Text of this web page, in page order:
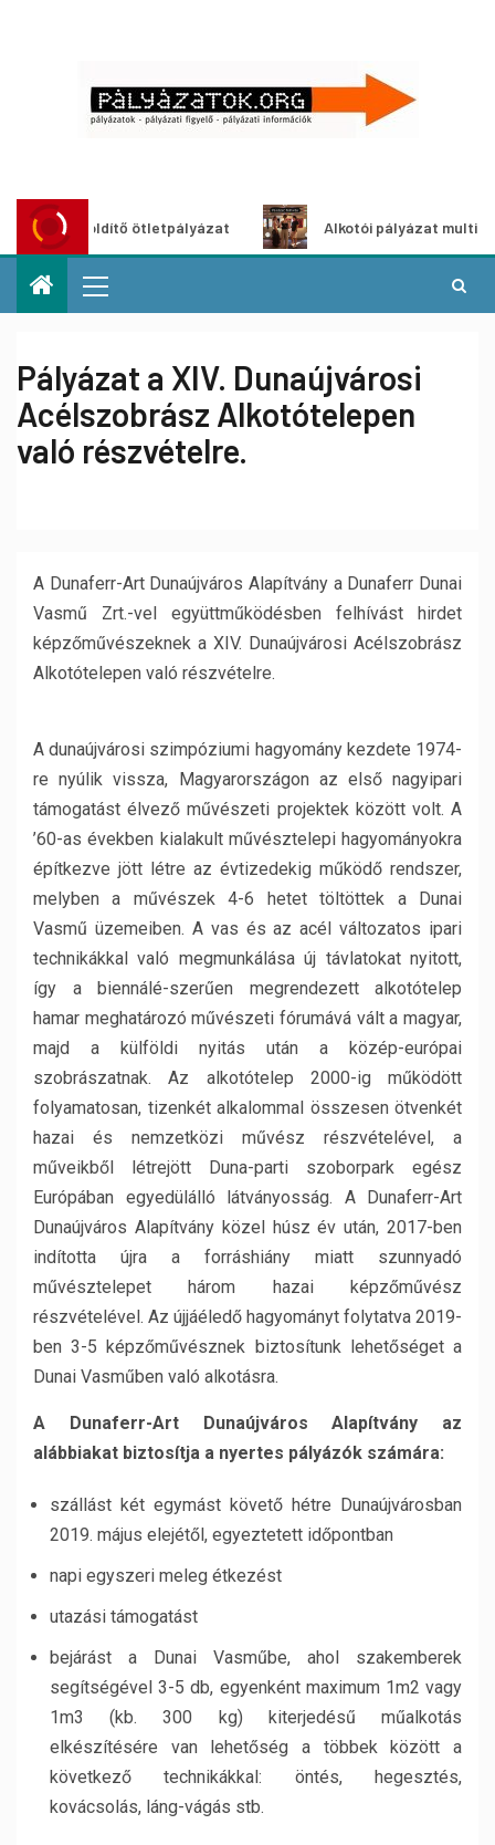
ötletpályázat Alkotói pályázat multimédia-
Pályázat a XIV. Dunaújvárosi
Acélszobrász Alkotótelepen
való részvételre.
A Dunaferr-Art Dunaújváros Alapítvány a Dunaferr Dunai
Vasmű Zrt.-vel együttműködésben felhívást hirdet
képzőművészeknek a XIV. Dunaújvárosi Acélszobrász
Alkotótelepen való részvételre.
A dunaújvárosi szimpóziumi hagyomány kezdete 1974-
re nyúlik vissza, Magyarországon az első nagyipari
támogatást élvező művészeti projektek között volt. A
’60-as években kialakult művésztelepi hagyományokra
építkezve jött létre az évtizedekig működő rendszer,
melyben a művészek 4-6 hetet töltöttek a Dunai
Vasmű üzemeiben. A vas és az acél változatos ipari
technikákkal való megmunkálása új távlatokat nyitott,
így a biennálé-szerűen megrendezett alkotótelep
hamar meghatározó művészeti fórumává vált a magyar,
majd a külföldi nyitás után a közép-európai
szobrászatnak. Az alkotótelep 2000-ig működött
folyamatosan, tizenkét alkalommal összesen ötvenkét
hazai és nemzetközi művész részvételével, a
műveikből létrejött Duna-parti szoborpark egész
Európában egyedülálló látványosság. A Dunaferr-Art
Dunaújváros Alapítvány közel húsz év után, 2017-ben
indította újra a forráshiány miatt szunnyadó
művésztelepet három hazai képzőművész
részvételével. Az újjáéledő hagyományt folytatva 2019-
ben 3-5 képzőművésznek biztosítunk lehetőséget a
Dunai Vasműben való alkotásra.
A Dunaferr-Art Dunaújváros Alapítvány az
alábbiakat biztosítja a nyertes pályázók számára:
szállást két egymást követő hétre Dunaújvárosban
2019. május elejétől, egyeztetett időpontban
napi egyszeri meleg étkezést
utazási támogatást
bejárást a Dunai Vasműbe, ahol szakemberek
segítségével 3-5 db, egyenként maximum 1m2 vagy
1m3 (kb. 300 kg) kiterjedésű műalkotás
elkészítésére van lehetőség a többek között a
következő technikákkal: öntés, hegesztés,
kovácsolás, láng-vágás stb.